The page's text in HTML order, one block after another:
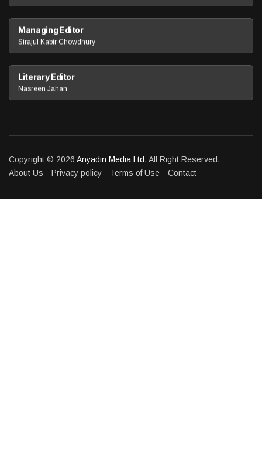
Managing Editor
Sirajul Kabir Chowdhury
Literary Editor
Nasreen Jahan
Copyright © 2026 Anyadin Media Ltd. All Right Reserved.
About Us
Privacy policy Terms of Use Contact